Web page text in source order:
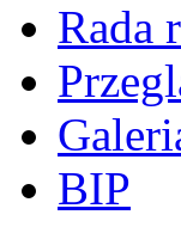
Rada
BIP